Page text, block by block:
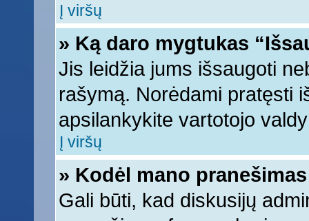
Į viršų
» Ką daro mygtukas
Jis leidžia jums išsaugoti
rašymą. Norėdami pratęsti
apsilankykite vartotojo
Į viršų
» Kodėl mano
Gali būti, kad diskusijų